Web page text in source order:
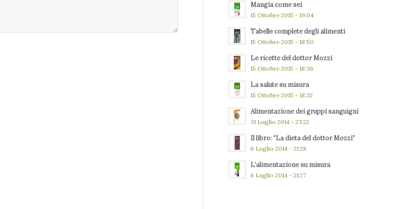
Mangia come sei
15 Ottobre 2015 - 19:04
Tabelle complete degli alimenti
15 Ottobre 2015 - 18:50
Le ricette del dottor Mozzi
15 Ottobre 2015 - 18:36
La salute su misura
15 Ottobre 2015 - 18:32
Alimentazione dei gruppi sanguigni
31 Luglio 2014 - 23:22
Il libro: “La dieta del dottor Mozzi”
6 Luglio 2014 - 21:28
L’alimentazione su misura
6 Luglio 2014 - 21:27